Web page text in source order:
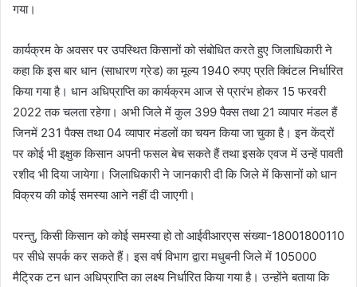
गया।
कार्यक्रम के अवसर पर उपस्थित किसानों को संबोधित करते हुए जिलाधिकारी ने
कहा कि इस बार धान (साधारण ग्रेड) का मूल्य 1940 रुपए प्रति क्विंटल निर्धारित
किया गया है। धान अधिप्राप्ति का कार्यक्रम आज से प्रारंभ होकर 15 फरवरी
2022 तक चलता रहेगा। अभी जिले में कुल 399 पैक्स तथा 21 व्यापार मंडल हैं
जिनमें 231 पैक्स तथा 04 व्यापार मंडलों का चयन किया जा चुका है। इन केंद्रों
पर कोई भी इक्षुक किसान अपनी फसल बेच सकते हैं तथा इसके एवज में उन्हें पावती
रशीद भी दिया जायेगा। जिलाधिकारी ने जानकारी दी कि जिले में किसानों को धान
विक्रय की कोई समस्या आने नहीं दी जाएगी।
परन्तु, किसी किसान को कोई समस्या हो तो आईवीआरएस संख्या-18001800110
पर सीधे सपर्क कर सकते हैं। इस वर्ष विभाग द्वारा मधुबनी जिले में 105000
मैट्रिक टन धान अधिप्राप्ति का लक्ष्य निर्धारित किया गया है। उन्होंने बताया कि